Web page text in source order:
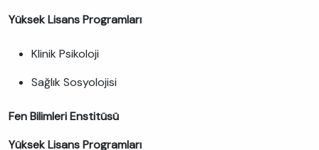
Yüksek Lisans Programları
Klinik Psikoloji
Sağlık Sosyolojisi
Fen Bilimleri Enstitüsü
Yüksek Lisans Programları